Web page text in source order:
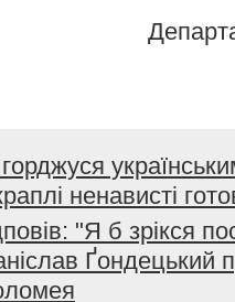
ненависті
"Я б зрікся
Ґондецький